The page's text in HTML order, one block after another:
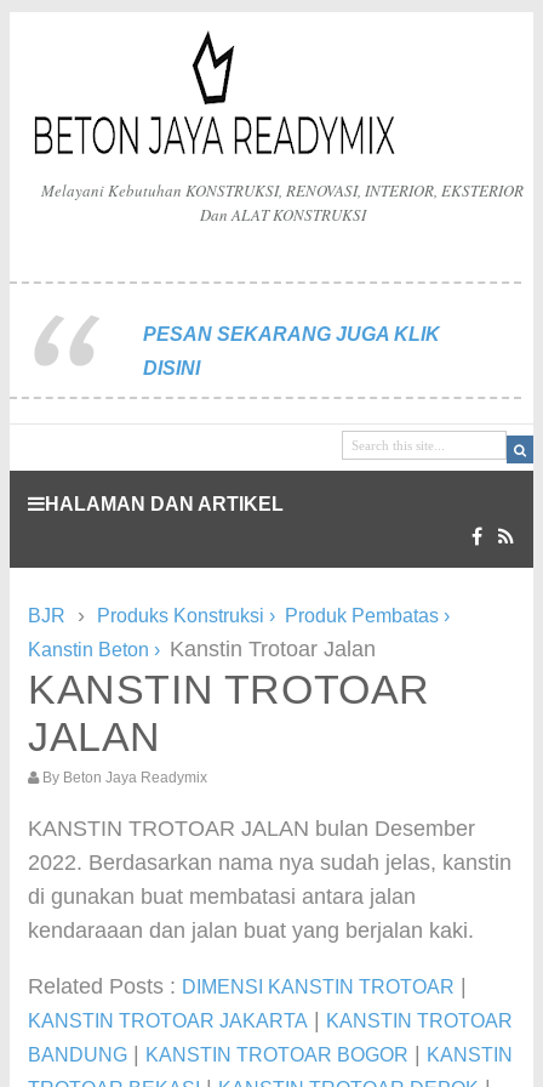
Melayani Kebutuhan KONSTRUKSI, RENOVASI, INTERIOR, EKSTERIOR
Dan ALAT KONSTRUKSI
PESAN SEKARANG JUGA KLIK
DISINI
HALAMAN DAN ARTIKEL
BJR › Produks Konstruksi › Produk Pembatas ›
Kanstin Beton › Kanstin Trotoar Jalan
KANSTIN TROTOAR
JALAN
By Beton Jaya Readymix
KANSTIN TROTOAR JALAN bulan Desember
2022. Berdasarkan nama nya sudah jelas, kanstin
di gunakan buat membatasi antara jalan
kendaraaan dan jalan buat yang berjalan kaki.
Related Posts : DIMENSI KANSTIN TROTOAR
KANSTIN TROTOAR JAKARTA
KANSTIN TROTOAR
BANDUNG
KANSTIN TROTOAR BOGOR
KANSTIN